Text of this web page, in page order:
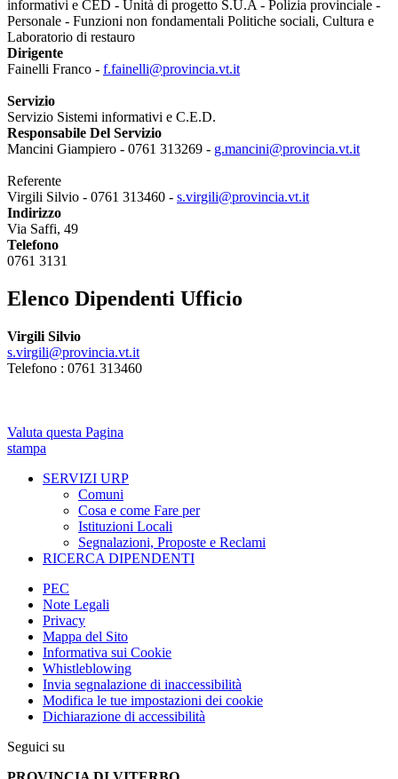
informativi e CED - Unità di progetto S.U.A - Polizia provinciale -
Personale - Funzioni non fondamentali Politiche sociali, Cultura e
Laboratorio di restauro
Dirigente
Fainelli Franco - f.fainelli@provincia.vt.it
Servizio
Servizio Sistemi informativi e C.E.D.
Responsabile Del Servizio
Mancini Giampiero - 0761 313269 - g.mancini@provincia.vt.it
Referente
Virgili Silvio - 0761 313460 - s.virgili@provincia.vt.it
Indirizzo
Via Saffi, 49
Telefono
0761 3131
Elenco Dipendenti Ufficio
Virgili Silvio
s.virgili@provincia.vt.it
Telefono : 0761 313460
Valuta questa Pagina
stampa
SERVIZI URP
Comuni
Cosa e come Fare per
Istituzioni Locali
Segnalazioni, Proposte e Reclami
RICERCA DIPENDENTI
PEC
Note Legali
Privacy
Mappa del Sito
Informativa sui Cookie
Whistleblowing
Invia segnalazione di inaccessibilità
Modifica le tue impostazioni dei cookie
Dichiarazione di accessibilità
Seguici su